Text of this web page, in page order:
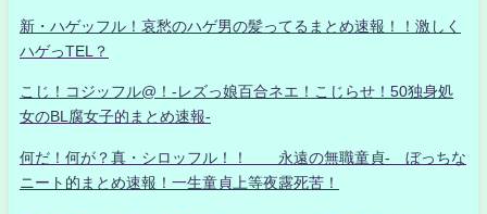
新・ハゲッフル！哀愁のハゲ男の髪ってるまとめ速報！！激しく
ハゲっTEL？
こじ！コジッフル@！-レズっ娘百合ネエ！こじらせ！50独身処
女のBL腐女子的まとめ速報-
何だ！何が？真・シロッフル！！ 永遠の無職童貞- ぼっちな
ニート的まとめ速報！一生童貞上等夜露死苦！